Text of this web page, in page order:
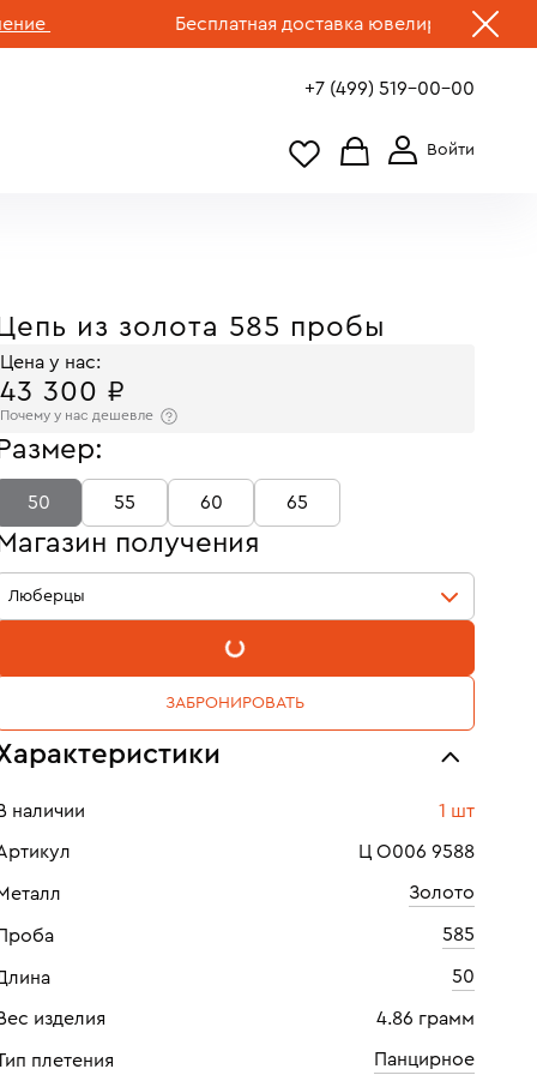
Бесплатная доставка ювелирных изделий по
+7 (499) 519-00-00
Цепь из золота 585 пробы
Цена у нас:
43 300 ₽
Почему у нас дешевле
Размер:
50 55 60 65
Магазин получения
Люберцы
В КОРЗИНУ
ЗАБРОНИРОВАТЬ
наличии 1 шт
Ц О006 9588
Золото
585
50
изделия 4.86 грамм
плетения Панцирное